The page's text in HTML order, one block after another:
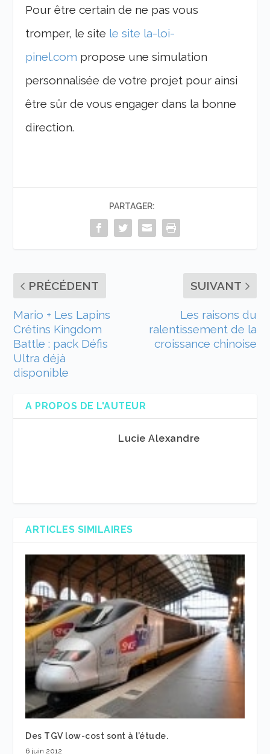
Pour être certain de ne pas vous
tromper, le site le site la-loi-
pinel.com propose une simulation
personnalisée de votre projet pour ainsi
être sûr de vous engager dans la bonne
direction.
PARTAGER:
PRÉCÉDENT
Mario + Les Lapins
Crétins Kingdom
Battle : pack Défis
Ultra déjà
disponible
SUIVANT
Les raisons du
ralentissement de la
croissance chinoise
A PROPOS DE L'AUTEUR
Lucie Alexandre
ARTICLES SIMILAIRES
Des TGV low-cost sont à l’étude.
6 juin 2012